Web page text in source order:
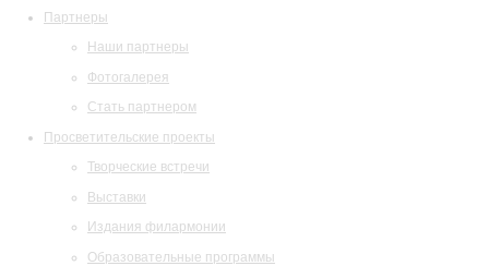
Партнеры
Наши партнеры
Фотогалерея
Стать партнером
Просветительские проекты
Творческие встречи
Выставки
Издания филармонии
Образовательные программы